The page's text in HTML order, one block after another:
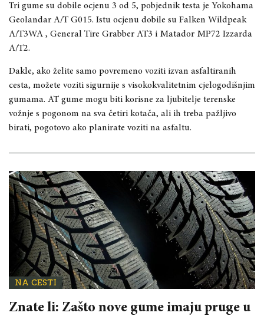
Tri gume su dobile ocjenu 3 od 5, pobjednik testa je Yokohama
Geolandar A/T G015. Istu ocjenu dobile su Falken Wildpeak
A/T3WA , General Tire Grabber AT3 i Matador MP72 Izzarda
A/T2.
Dakle, ako želite samo povremeno voziti izvan asfaltiranih
cesta, možete voziti sigurnije s visokokvalitetnim cjelogodišnjim
gumama. AT gume mogu biti korisne za ljubitelje terenske
vožnje s pogonom na sva četiri kotača, ali ih treba pažljivo
birati, pogotovo ako planirate voziti na asfaltu.
NA CESTI
Znate li: Zašto nove gume imaju pruge u